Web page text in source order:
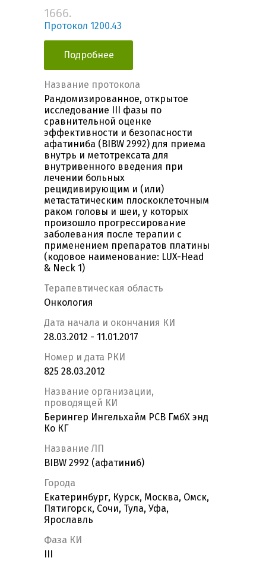
1666.
Протокол 1200.43
Подробнее
Название протокола
Рандомизированное, открытое
исследование III фазы по
сравнительной оценке
эффективности и безопасности
афатиниба (BIBW 2992) для приема
внутрь и метотрексата для
внутривенного введения при
лечении больных
рецидивирующим и (или)
метастатическим плоскоклеточным
раком головы и шеи, у которых
произошло прогрессирование
заболевания после терапии c
применением препаратов платины
(кодовое наименование: LUX-Head
& Neck 1)
Терапевтическая область
Онкология
Дата начала и окончания КИ
28.03.2012 - 11.01.2017
Номер и дата РКИ
825 28.03.2012
Название организации,
проводящей КИ
Берингер Ингельхайм РСВ ГмбХ энд
Ко КГ
Название ЛП
BIBW 2992 (афатиниб)
Города
Екатеринбург, Курск, Москва, Омск,
Пятигорск, Сочи, Тула, Уфа,
Ярославль
Фаза КИ